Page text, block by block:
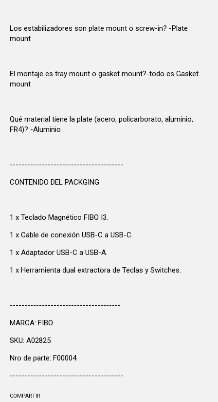
Los estabilizadores son plate mount o screw-in? -Plate
mount
El montaje es tray mount o gasket mount?-todo es Gasket
mount
Qué material tiene la plate (acero, policarborato, aluminio,
FR4)? -Aluminio
---------------------------------------
CONTENIDO DEL PACKGING
1 x Teclado Magnético FIBO I3.
1 x Cable de conexión USB-C a USB-C.
1 x Adaptador USB-C a USB-A.
1 x Herramienta dual extractora de Teclas y Switches.
--------------------------------------
MARCA: FIBO
SKU: A02825
Nro de parte: F00004
---------------------------------------
COMPARTIR